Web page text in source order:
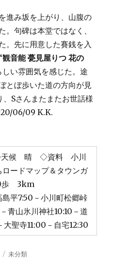
進み坂を上がり、山腹の
。句碑は本堂ではなく、
。先に用意した賽銭を入
観音能 甍見屋りつ 花の
い雰囲気を感じた。途
とぼ歩いた道の方向が見
Sさんまたまたお世話様
06/09 K.K.
候 晴 ◇資料 小川
ードマップ＆タウンガ
歩 3km
島平7:50－小川町松郷峠
青山氷川神社10:10－道
聖寺11:00－自宅12:30
カ
未分類